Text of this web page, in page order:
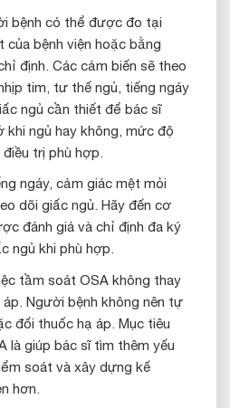
bệnh có thể được đo tại
của bệnh viện hoặc bằng
định. Các cảm biến sẽ theo
tim, tư thế ngủ, tiếng ngáy
ngủ cần thiết để bác sĩ
khi ngủ hay không, mức độ
trị phù hợp.
ngáy, cảm giác mệt mỏi
dõi giấc ngủ. Hãy đến cơ
đánh giá và chỉ định đa ký
ngủ khi phù hợp.
tầm soát OSA không thay
Người bệnh không nên tự
đổi thuốc hạ áp. Mục tiêu
là giúp bác sĩ tìm thêm yếu
soát và xây dựng kế
hơn.